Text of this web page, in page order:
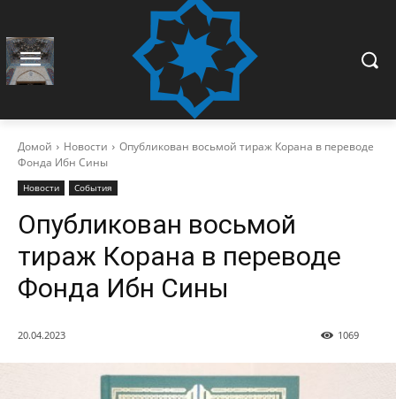
Домой Новости
Опубликован восьмой тираж Корана в переводе
Фонда Ибн Сины
Новости События
Опубликован восьмой
тираж Корана в переводе
Фонда Ибн Сины
20.04.2023 1069